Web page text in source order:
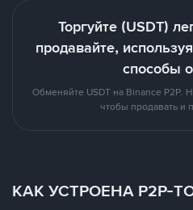
Торгуйте (USDT)
продавайте,
способы
Обменяйте USDT на Binance P2P.
чтобы продавать и
КАК УСТРОЕНА P2P-